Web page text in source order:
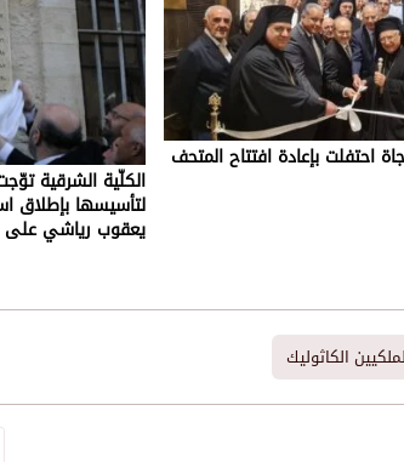
احتفلت بإعادة افتتاح المتحف
لتأسيسها بإطلاق
يعقوب رياشي
الكاثوليك